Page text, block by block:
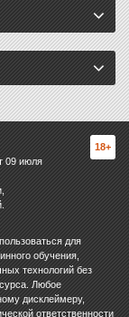
09 июля
18+
для
обучения,
технологий без
Любое
дисклеймеру,
ответственности